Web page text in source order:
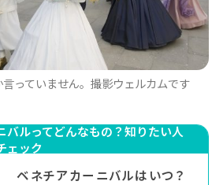
っていません。撮影ウェルカムです
バルってどんなもの？知りたい人
ェック
ベネチアカーニバルはいつ？